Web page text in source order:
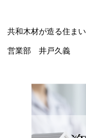
共和木材が造る住まい
営業部 井戸久義